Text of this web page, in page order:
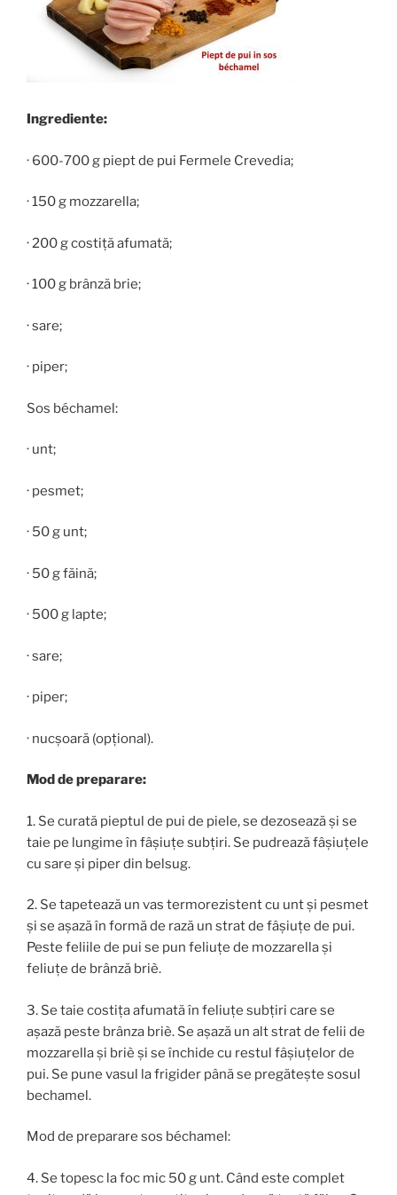
Ingrediente:
· 600-700 g piept de pui Fermele Crevedia;
· 150 g mozzarella;
· 200 g costiță afumată;
· 100 g brânză brie;
· sare;
· piper;
Sos béchamel:
· unt;
· pesmet;
· 50 g unt;
· 50 g făină;
· 500 g lapte;
· sare;
· piper;
· nucșoară (opțional).
Mod de preparare:
1. Se curată pieptul de pui de piele, se dezosează și se
taie pe lungime în fâșiuțe subțiri. Se pudrează fâșiuțele
cu sare și piper din belsug.
2. Se tapetează un vas termorezistent cu unt și pesmet
și se așază în formă de rază un strat de fâșiuțe de pui.
Peste feliile de pui se pun feliuțe de mozzarella și
feliuțe de brânză briè.
3. Se taie costița afumată în feliuțe subțiri care se
așază peste brânza briè. Se așază un alt strat de felii de
mozzarella și briè și se închide cu restul fâșiuțelor de
pui. Se pune vasul la frigider până se pregătește sosul
bechamel.
Mod de preparare sos béchamel:
4. Se topesc la foc mic 50 g unt. Când este complet